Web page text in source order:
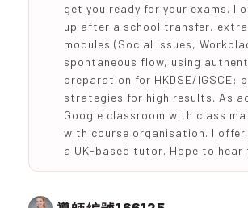
get you ready for your exams. I
up after a school transfer,
modules (Social Issues,
spontaneous flow, using
preparation for HKDSE/
strategies for high results. As
Google classroom with class
with course organisation. I offer
a UK-based tutor. Hope to hear